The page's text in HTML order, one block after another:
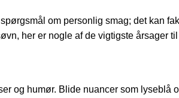
om personlig smag; det kan
her er nogle af de vigtigste årsager
og humør. Blide nuancer som lyseblå